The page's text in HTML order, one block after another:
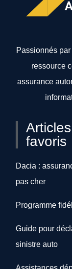
Passionnés
ressource
assurance
Articles
favoris
Dacia :
pas cher
Programme
Guide pour
sinistre auto